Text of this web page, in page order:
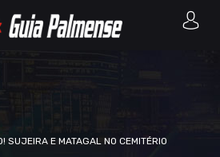
SUJEIRA E MATAGAL NO CEMITÉRIO